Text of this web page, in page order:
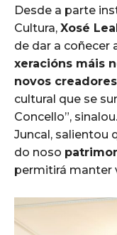
Desde a parte
Cultura, Xosé
de dar a coñecer
xeracións máis
novos
cultural que se
Concello”,
Juncal, salientou
do noso
permitirá manter